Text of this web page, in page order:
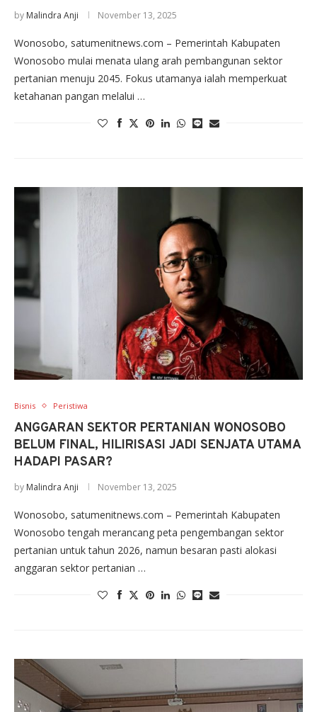
by Malindra Anji November 13, 2025
Wonosobo, satumenitnews.com – Pemerintah Kabupaten
Wonosobo mulai menata ulang arah pembangunan sektor
pertanian menuju 2045. Fokus utamanya ialah memperkuat
ketahanan pangan melalui …
Bisnis Peristiwa
ANGGARAN SEKTOR PERTANIAN WONOSOBO
BELUM FINAL, HILIRISASI JADI SENJATA UTAMA
HADAPI PASAR?
by Malindra Anji November 13, 2025
Wonosobo, satumenitnews.com – Pemerintah Kabupaten
Wonosobo tengah merancang peta pengembangan sektor
pertanian untuk tahun 2026, namun besaran pasti alokasi
anggaran sektor pertanian …